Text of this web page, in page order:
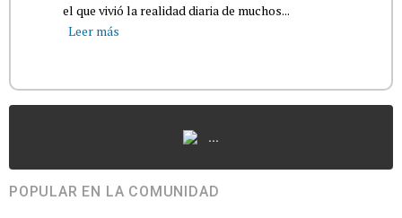
el que vivió la realidad diaria de muchos...
Leer más
...
POPULAR EN LA COMUNIDAD